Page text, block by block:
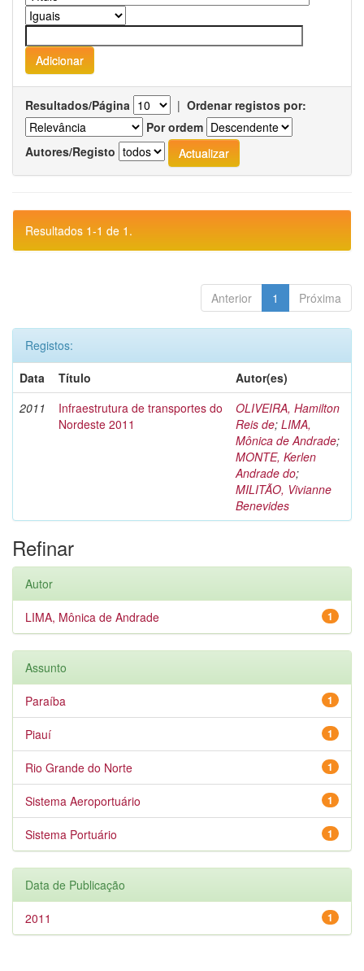
Resultados/Página | Ordenar registos por:
Por ordem
Autores/Registo
Resultados 1-1 de 1.
Anterior 1 Próxima
Registos:
Data
Título
Autor(es)
2011
Infraestrutura de transportes do
Nordeste 2011
OLIVEIRA, Hamilton
Reis de; LIMA,
Mônica de Andrade;
MONTE, Kerlen
Andrade do;
MILITÃO, Vivianne
Benevides
Refinar
Autor
1
LIMA, Mônica de Andrade
Assunto
1
Paraíba
1
Piauí
1
Rio Grande do Norte
1
Sistema Aeroportuário
1
Sistema Portuário
Data de Publicação
1
2011